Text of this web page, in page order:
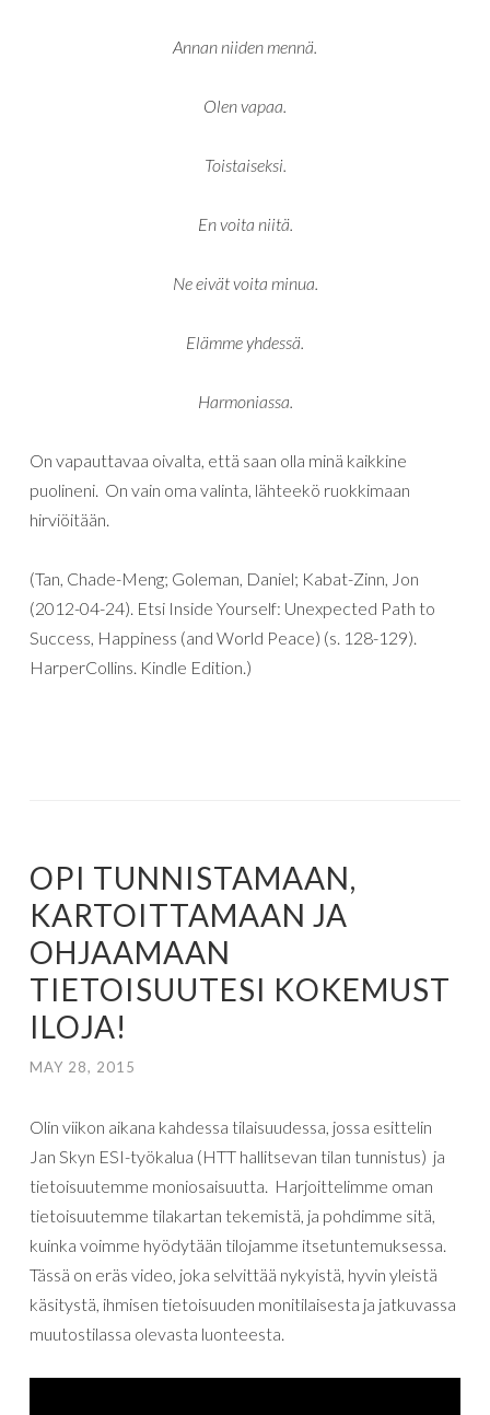
Annan niiden mennä.
Olen vapaa.
Toistaiseksi.
En voita niitä.
Ne eivät voita minua.
Elämme yhdessä.
Harmoniassa.
On vapauttavaa oivalta, että saan olla minä kaikkine
puolineni. On vain oma valinta, lähteekö ruokkimaan
hirviöitään.
(Tan, Chade-Meng; Goleman, Daniel; Kabat-Zinn, Jon
(2012-04-24). Etsi Inside Yourself: Unexpected Path to
Success, Happiness (and World Peace) (s. 128-129).
HarperCollins. Kindle Edition.)
OPI TUNNISTAMAAN,
KARTOITTAMAAN JA
OHJAAMAAN
TIETOISUUTESI KOKEMUST
ILOJA!
MAY 28, 2015
Olin viikon aikana kahdessa tilaisuudessa jossa esittelin
Jan Skyn ESI-työkalua (HTT hallitsevan tilan tunnistus) ja
tietoisuutemme moniosaisuutta . Harjoittelimme oman
tietoisuutemme tilakartan tekemistä, ja pohdimme sitä,
kuinka voimme hyödytään tilojamme itsetuntemuksessa.
Tässä on eräs video joka selvittää nykyistä, hyvin yleistä
käsitystä, ihmisen tietoisuuden monitilaisesta ja jatkuvassa
muutostilassa olevasta luonteesta